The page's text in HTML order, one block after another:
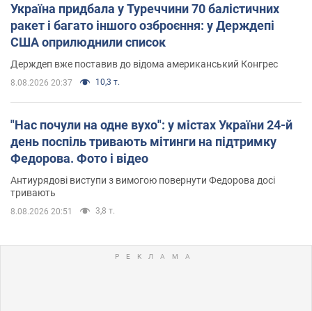
Україна придбала у Туреччини 70 балістичних
ракет і багато іншого озброєння: у Держдепі
США оприлюднили список
Держдеп вже поставив до відома американський Конгрес
8.08.2026 20:37 10,3 т.
"Нас почули на одне вухо": у містах України 24-й
день поспіль тривають мітинги на підтримку
Федорова. Фото і відео
Антиурядові виступи з вимогою повернути Федорова досі
тривають
8.08.2026 20:51 3,8 т.